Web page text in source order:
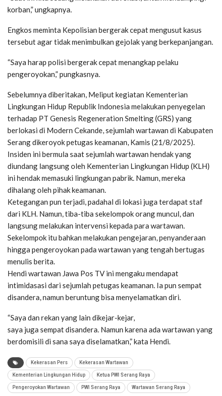
korban,” ungkapnya.
Engkos meminta Kepolisian bergerak cepat mengusut kasus
tersebut agar tidak menimbulkan gejolak yang berkepanjangan.
“Saya harap polisi bergerak cepat menangkap pelaku
pengeroyokan,” pungkasnya.
Sebelumnya diberitakan, Meliput kegiatan Kementerian
Lingkungan Hidup Republik Indonesia melakukan penyegelan
terhadap PT Genesis Regeneration Smelting (GRS) yang
berlokasi di Modern Cekande, sejumlah wartawan di Kabupaten
Serang dikeroyok petugas keamanan, Kamis (21/8/2025).
Insiden ini bermula saat sejumlah wartawan hendak yang
diundang langsung oleh Kementerian Lingkungan Hidup (KLH)
ini hendak memasuki lingkungan pabrik. Namun, mereka
dihalang oleh pihak keamanan.
Ketegangan pun terjadi, padahal di lokasi juga terdapat staf
dari KLH. Namun, tiba-tiba sekelompok orang muncul, dan
langsung melakukan intervensi kepada para wartawan.
Sekelompok itu bahkan melakukan pengejaran, penyanderaan
hingga pengeroyokan pada wartawan yang tengah bertugas
menulis berita.
Hendi wartawan Jawa Pos TV ini mengaku mendapat
intimidasasi dari sejumlah petugas keamanan. Ia pun sempat
disandera, namun beruntung bisa menyelamatkan diri.
“Saya dan rekan yang lain dikejar-kejar,
saya juga sempat disandera. Namun karena ada wartawan yang
berdomisili di sana saya diselamatkan,” kata Hendi.
Kekerasan Pers Kekerasan Wartawan
Kementerian Lingkungan Hidup Ketua PWI Serang Raya
Pengeroyokan Wartawan PWI Serang Raya Wartawan Serang Raya